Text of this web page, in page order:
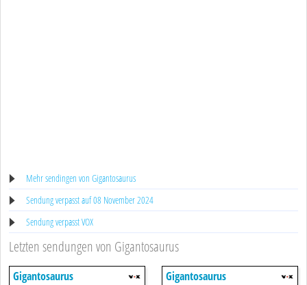
Mehr sendingen von Gigantosaurus
Sendung verpasst auf 08 November 2024
Sendung verpasst VOX
Letzten sendungen von Gigantosaurus
Gigantosaurus Gigantosaurus